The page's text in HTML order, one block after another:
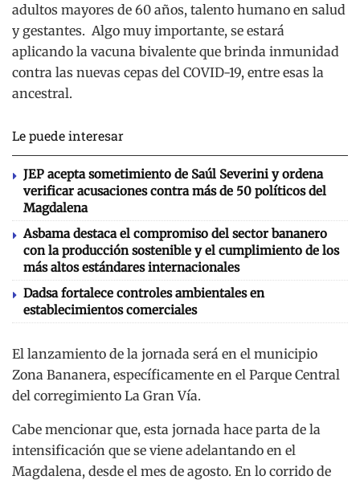
adultos mayores de 60 años, talento humano en salud
y gestantes. Algo muy importante, se estará
aplicando la vacuna bivalente que brinda inmunidad
contra las nuevas cepas del COVID-19, entre esas la
ancestral.
Le puede interesar
JEP acepta sometimiento de Saúl Severini y ordena
verificar acusaciones contra más de 50 políticos del
Magdalena
Asbama destaca el compromiso del sector bananero
con la producción sostenible y el cumplimiento de los
más altos estándares internacionales
Dadsa fortalece controles ambientales en
establecimientos comerciales
El lanzamiento de la jornada será en el municipio
Zona Bananera, específicamente en el Parque Central
del corregimiento La Gran Vía.
Cabe mencionar que, esta jornada hace parta de la
intensificación que se viene adelantando en el
Magdalena, desde el mes de agosto. En lo corrido de